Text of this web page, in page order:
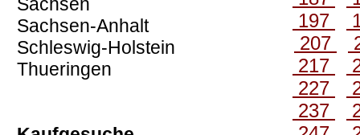
Sachsen-Anhalt
Schleswig-Holstein
Thueringen
197
207
217
227
237